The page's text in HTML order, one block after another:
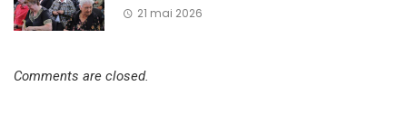
21 mai 2026
Comments are closed.